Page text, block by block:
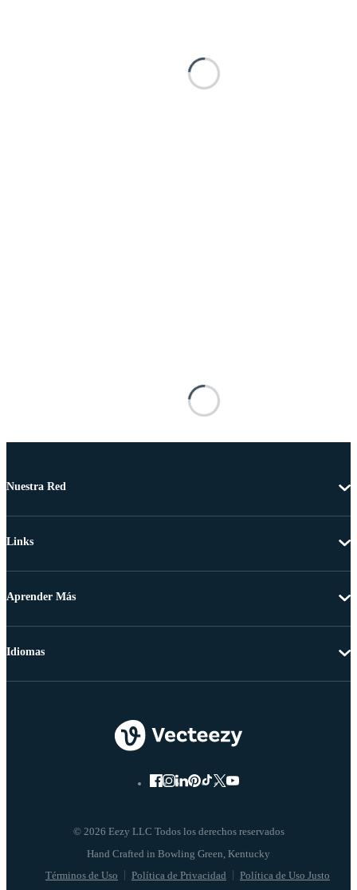
Nuestra Red
Links
Aprender Más
© 2026 Eezy LLC Todos los derechos reservados
Términos de Uso Política de Privacidad Política de Uso Justo
Idiomas